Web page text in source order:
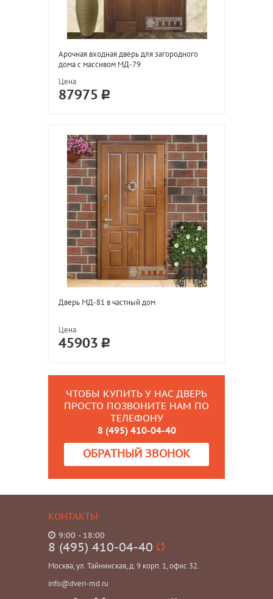
Арочная входная дверь для загородного
дома с массивом МД-79
Цена
87975
Дверь МД-81 в частный дом
Цена
45903
ЧТОБЫ КУПИТЬ У НАС ДВЕРЬ
ПРОСТО ПОЗВОНИТЕ НАМ ПО
ТЕЛЕФОНУ
8 (495) 410-04-40
ОБРАТНЫЙ ЗВОНОК
КОНТАКТЫ
9:00 - 18:00
8 (495) 410-04-40
Москва, ул. Тайнинская, д. 9 корп. 1, офис 32.
info@dveri-md.ru